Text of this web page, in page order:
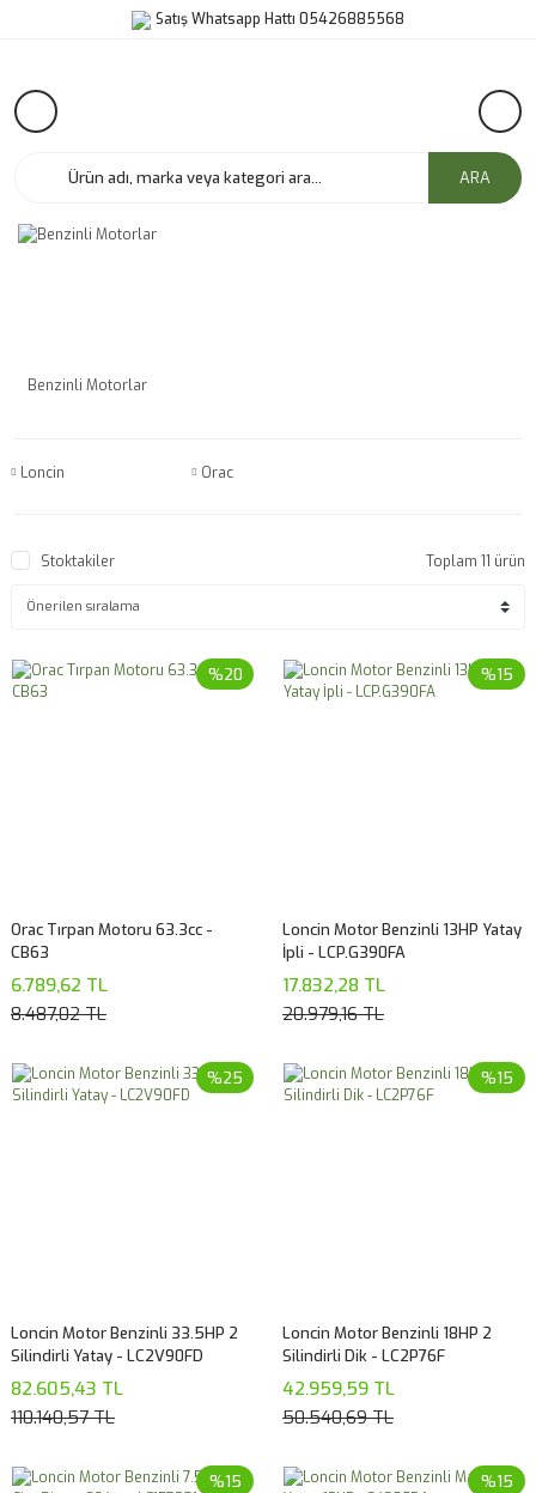
Satış Whatsapp Hattı 05426885568
ARA
Benzinli Motorlar
Loncin Orac
Stoktakiler Toplam 11 ürün
%20
Orac Tırpan Motoru 63.3cc -
CB63
6.789,62 TL
8.487,02 TL
%15
Loncin Motor Benzinli 13HP Yatay
İpli - LCP.G390FA
17.832,28 TL
20.979,16 TL
%25
Loncin Motor Benzinli 33.5HP 2
Silindirli Yatay - LC2V90FD
82.605,43 TL
110.140,57 TL
%15
Loncin Motor Benzinli 18HP 2
Silindirli Dik - LC2P76F
42.959,59 TL
50.540,69 TL
%15 %15